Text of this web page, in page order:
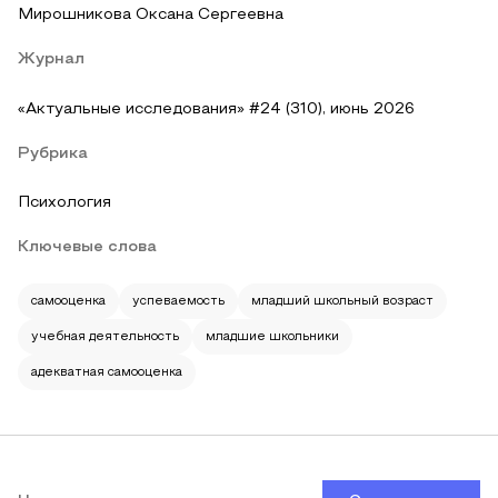
Мирошникова Оксана Сергеевна
Журнал
«Актуальные исследования» #24 (310), июнь 2026
Рубрика
Психология
Ключевые слова
самооценка успеваемость младший школьный возраст
учебная деятельность младшие школьники
адекватная самооценка